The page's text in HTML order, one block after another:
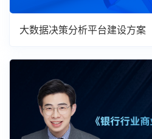
大数据决策分析平台建设方案